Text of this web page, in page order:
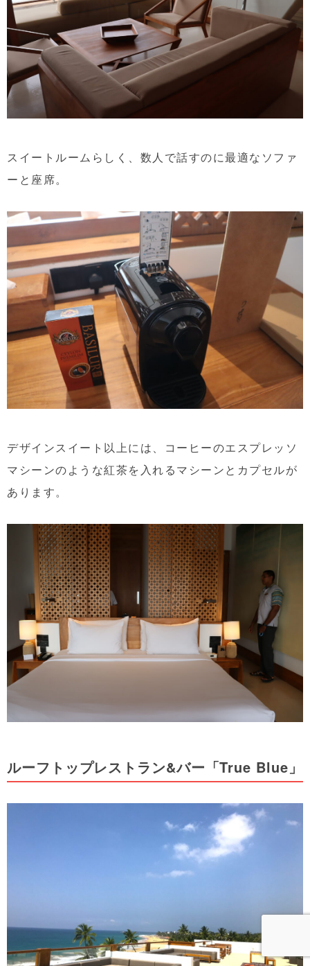
スイートルームらしく、数人で話すのに最適なソファ
ーと座席。
デザインスイート以上には、コーヒーのエスプレッソ
マシーンのような紅茶を入れるマシーンとカプセルが
あります。
ルーフトップレストラン&バー「True Blue」